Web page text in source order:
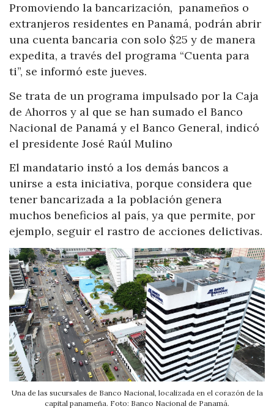
Promoviendo la bancarización, panameños o
extranjeros residentes en Panamá, podrán abrir
una cuenta bancaria con solo $25 y de manera
expedita, a través del programa “Cuenta para
ti”, se informó este jueves.
Se trata de un programa impulsado por la Caja
de Ahorros y al que se han sumado el Banco
Nacional de Panamá y el Banco General, indicó
el presidente José Raúl Mulino
El mandatario instó a los demás bancos a
unirse a esta iniciativa, porque considera que
tener bancarizada a la población genera
muchos beneficios al país, ya que permite, por
ejemplo, seguir el rastro de acciones delictivas.
Una de las sucursales de Banco Nacional, localizada en el corazón de la
capital panameña. Foto: Banco Nacional de Panamá.